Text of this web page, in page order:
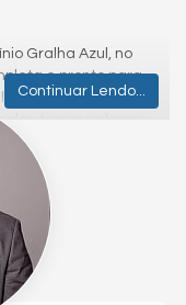
Gralha Azul, no
e pronto para
de construção
terreno plano e
24h
ao redor
Continuar Lendo...